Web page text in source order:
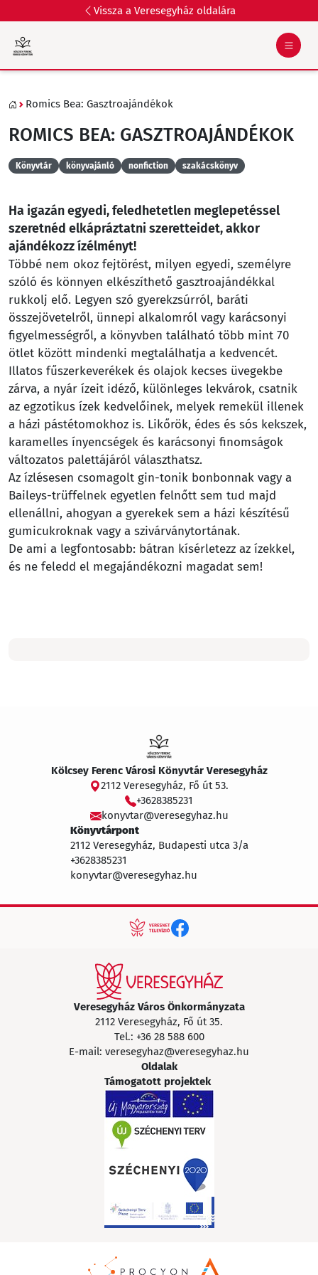
Vissza a Veresegyház oldalára
Romics Bea: Gasztroajándékok
ROMICS BEA: GASZTROAJÁNDÉKOK
Könyvtár könyvajánló nonfiction szakácskönyv
Ha igazán egyedi, feledhetetlen meglepetéssel
szeretnéd elkápráztatni szeretteidet, akkor
ajándékozz ízélményt!
Többé nem okoz fejtörést, milyen egyedi, személyre
szóló és könnyen elkészíthető gasztroajándékkal
rukkolj elő. Legyen szó gyerekzsúrról, baráti
összejövetelről, ünnepi alkalomról vagy karácsonyi
figyelmességről, a könyvben található több mint 70
ötlet között mindenki megtalálhatja a kedvencét.
Illatos fűszerkeverékek és olajok kecses üvegekbe
zárva, a nyár ízeit idéző, különleges lekvárok, csatnik
az egzotikus ízek kedvelőinek, melyek remekül illenek
a házi pástétomokhoz is. Likőrök, édes és sós kekszek,
karamelles ínyencségek és karácsonyi finomságok
változatos palettájáról választhatsz.
Az ízlésesen csomagolt gin-tonik bonbonnak vagy a
Baileys-trüffelnek egyetlen felnőtt sem tud majd
ellenállni, ahogyan a gyerekek sem a házi készítésű
gumicukroknak vagy a szivárványtortának.
De ami a legfontosabb: bátran kísérletezz az ízekkel,
és ne feledd el megajándékozni magadat sem!
Kölcsey Ferenc Városi Könyvtár Veresegyház
2112 Veresegyház, Fő út 53.
+3628385231
konyvtar@veresegyhaz.hu
Könyvtárpont
2112 Veresegyház, Budapesti utca 3/a
+3628385231
konyvtar@veresegyhaz.hu
Veresegyház Város Önkormányzata
2112 Veresegyház, Fő út 35.
Tel.: +36 28 588 600
E-mail: veresegyhaz@veresegyhaz.hu
Oldalak
Támogatott projektek